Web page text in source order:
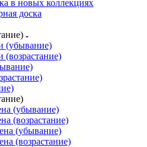
в новых коллекциях
доска
(убывание)
(возрастание)
(убывание)
(возрастание)
(убывание)
(возрастание)